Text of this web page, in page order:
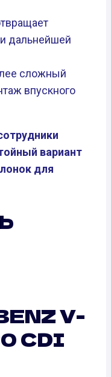
и дальнейшей
сложный
впускного
вариант
для
V-
CDI